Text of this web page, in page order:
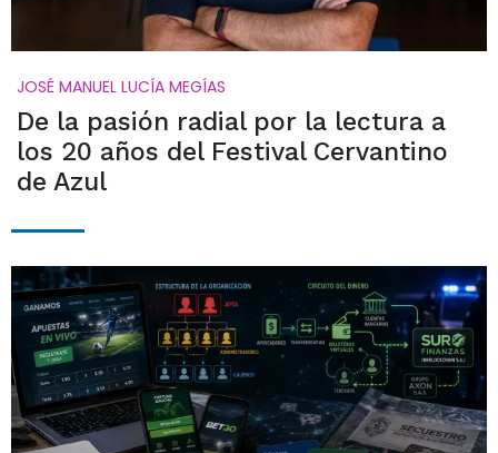
JOSÉ MANUEL LUCÍA MEGÍAS
De la pasión radial por la lectura a
los 20 años del Festival Cervantino
de Azul